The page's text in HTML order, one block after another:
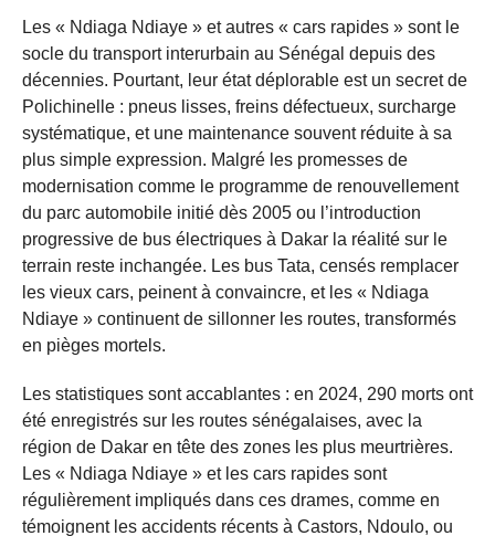
Les « Ndiaga Ndiaye » et autres « cars rapides » sont le
socle du transport interurbain au Sénégal depuis des
décennies. Pourtant, leur état déplorable est un secret de
Polichinelle : pneus lisses, freins défectueux, surcharge
systématique, et une maintenance souvent réduite à sa
plus simple expression. Malgré les promesses de
modernisation comme le programme de renouvellement
du parc automobile initié dès 2005 ou l’introduction
progressive de bus électriques à Dakar la réalité sur le
terrain reste inchangée. Les bus Tata, censés remplacer
les vieux cars, peinent à convaincre, et les « Ndiaga
Ndiaye » continuent de sillonner les routes, transformés
en pièges mortels.
Les statistiques sont accablantes : en 2024, 290 morts ont
été enregistrés sur les routes sénégalaises, avec la
région de Dakar en tête des zones les plus meurtrières.
Les « Ndiaga Ndiaye » et les cars rapides sont
régulièrement impliqués dans ces drames, comme en
témoignent les accidents récents à Castors, Ndoulo, ou